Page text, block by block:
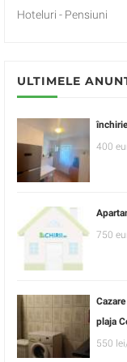
Hoteluri - Pensiuni
ULTIMELE
400
750
plaja
550